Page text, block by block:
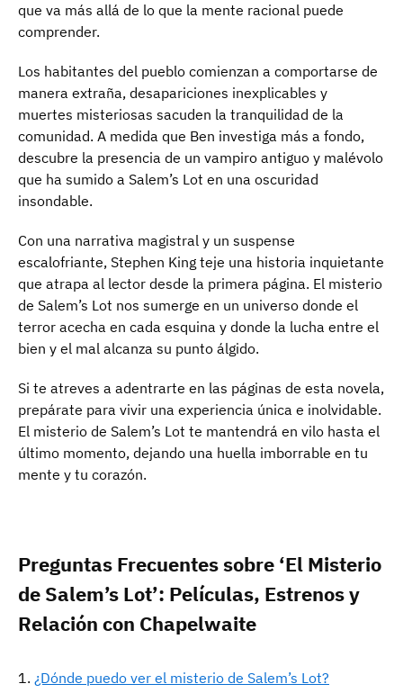
que va más allá de lo que la mente racional puede
comprender.
Los habitantes del pueblo comienzan a comportarse de
manera extraña, desapariciones inexplicables y
muertes misteriosas sacuden la tranquilidad de la
comunidad. A medida que Ben investiga más a fondo,
descubre la presencia de un vampiro antiguo y malévolo
que ha sumido a Salem’s Lot en una oscuridad
insondable.
Con una narrativa magistral y un suspense
escalofriante, Stephen King teje una historia inquietante
que atrapa al lector desde la primera página. El misterio
de Salem’s Lot nos sumerge en un universo donde el
terror acecha en cada esquina y donde la lucha entre el
bien y el mal alcanza su punto álgido.
Si te atreves a adentrarte en las páginas de esta novela,
prepárate para vivir una experiencia única e inolvidable.
El misterio de Salem’s Lot te mantendrá en vilo hasta el
último momento, dejando una huella imborrable en tu
mente y tu corazón.
Preguntas Frecuentes sobre ‘El Misterio
de Salem’s Lot’: Películas, Estrenos y
Relación con Chapelwaite
¿Dónde puedo ver el misterio de Salem’s Lot?